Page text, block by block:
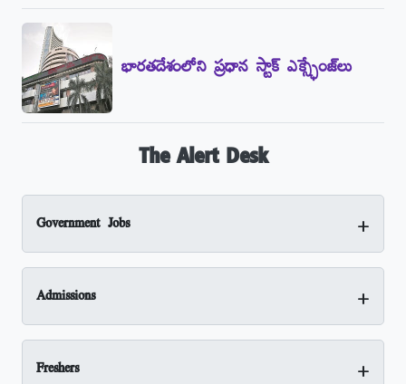
భారతదేశంలోని ప్రధాన స్టాక్‌ ఎక్స్ఛేంజ్‌లు
The Alert Desk
Government Jobs +
Admissions +
Freshers +